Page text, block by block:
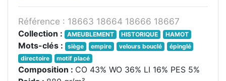
Référence : 18663 18664 18666 18667
Collection : AMEUBLEMENT HISTORIQUE HAMOT
Mots-clés : siège empire velours bouclé
épinglé
directoire
motif placé
Composition : CO 43% WO 36% LI 16% PES 5%